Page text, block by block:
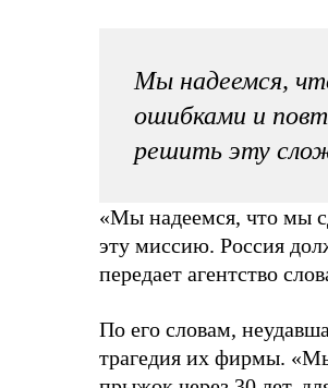
Мы надеемся,
ошибками и
решить эту
«Мы надеемся, что мы
эту миссию. Россия
передает агентство
По его словам,
трагедия их фирмы.